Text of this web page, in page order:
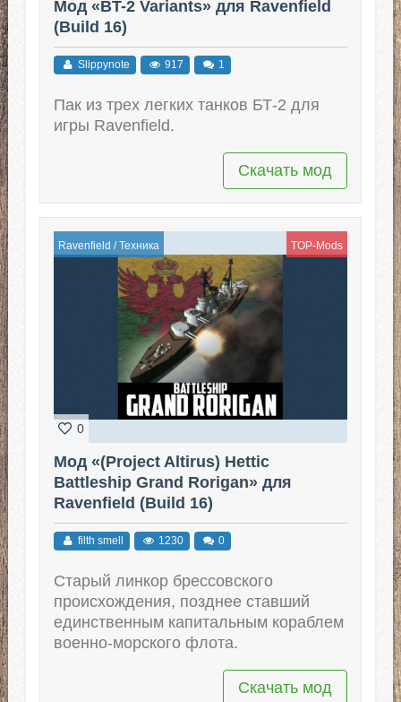
Мод «BT-2 Variants» для Ravenfield
(Build 16)
Slippynote 917 1
Пак из трех легких танков БТ-2 для
игры Ravenfield.
Скачать мод
Ravenfield /Техника TOP-Mods
0
Мод «(Project Altirus) Hettic
Battleship Grand Rorigan» для
Ravenfield (Build 16)
filth smell 1230 0
Старый линкор брессовского
происхождения, позднее ставший
единственным капитальным кораблем
военно-морского флота.
Скачать мод